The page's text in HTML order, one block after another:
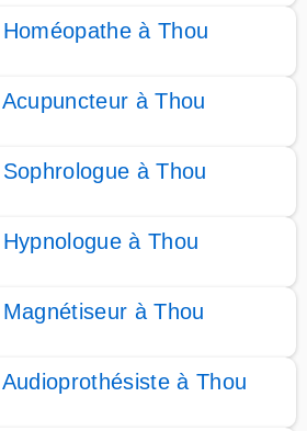
à Thou
à Thou
à Thou
à Thou
à Thou
à Thou